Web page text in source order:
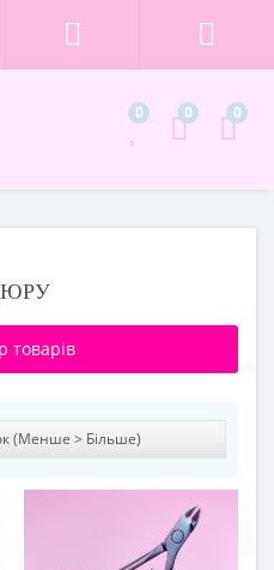
0 0 0
товарів